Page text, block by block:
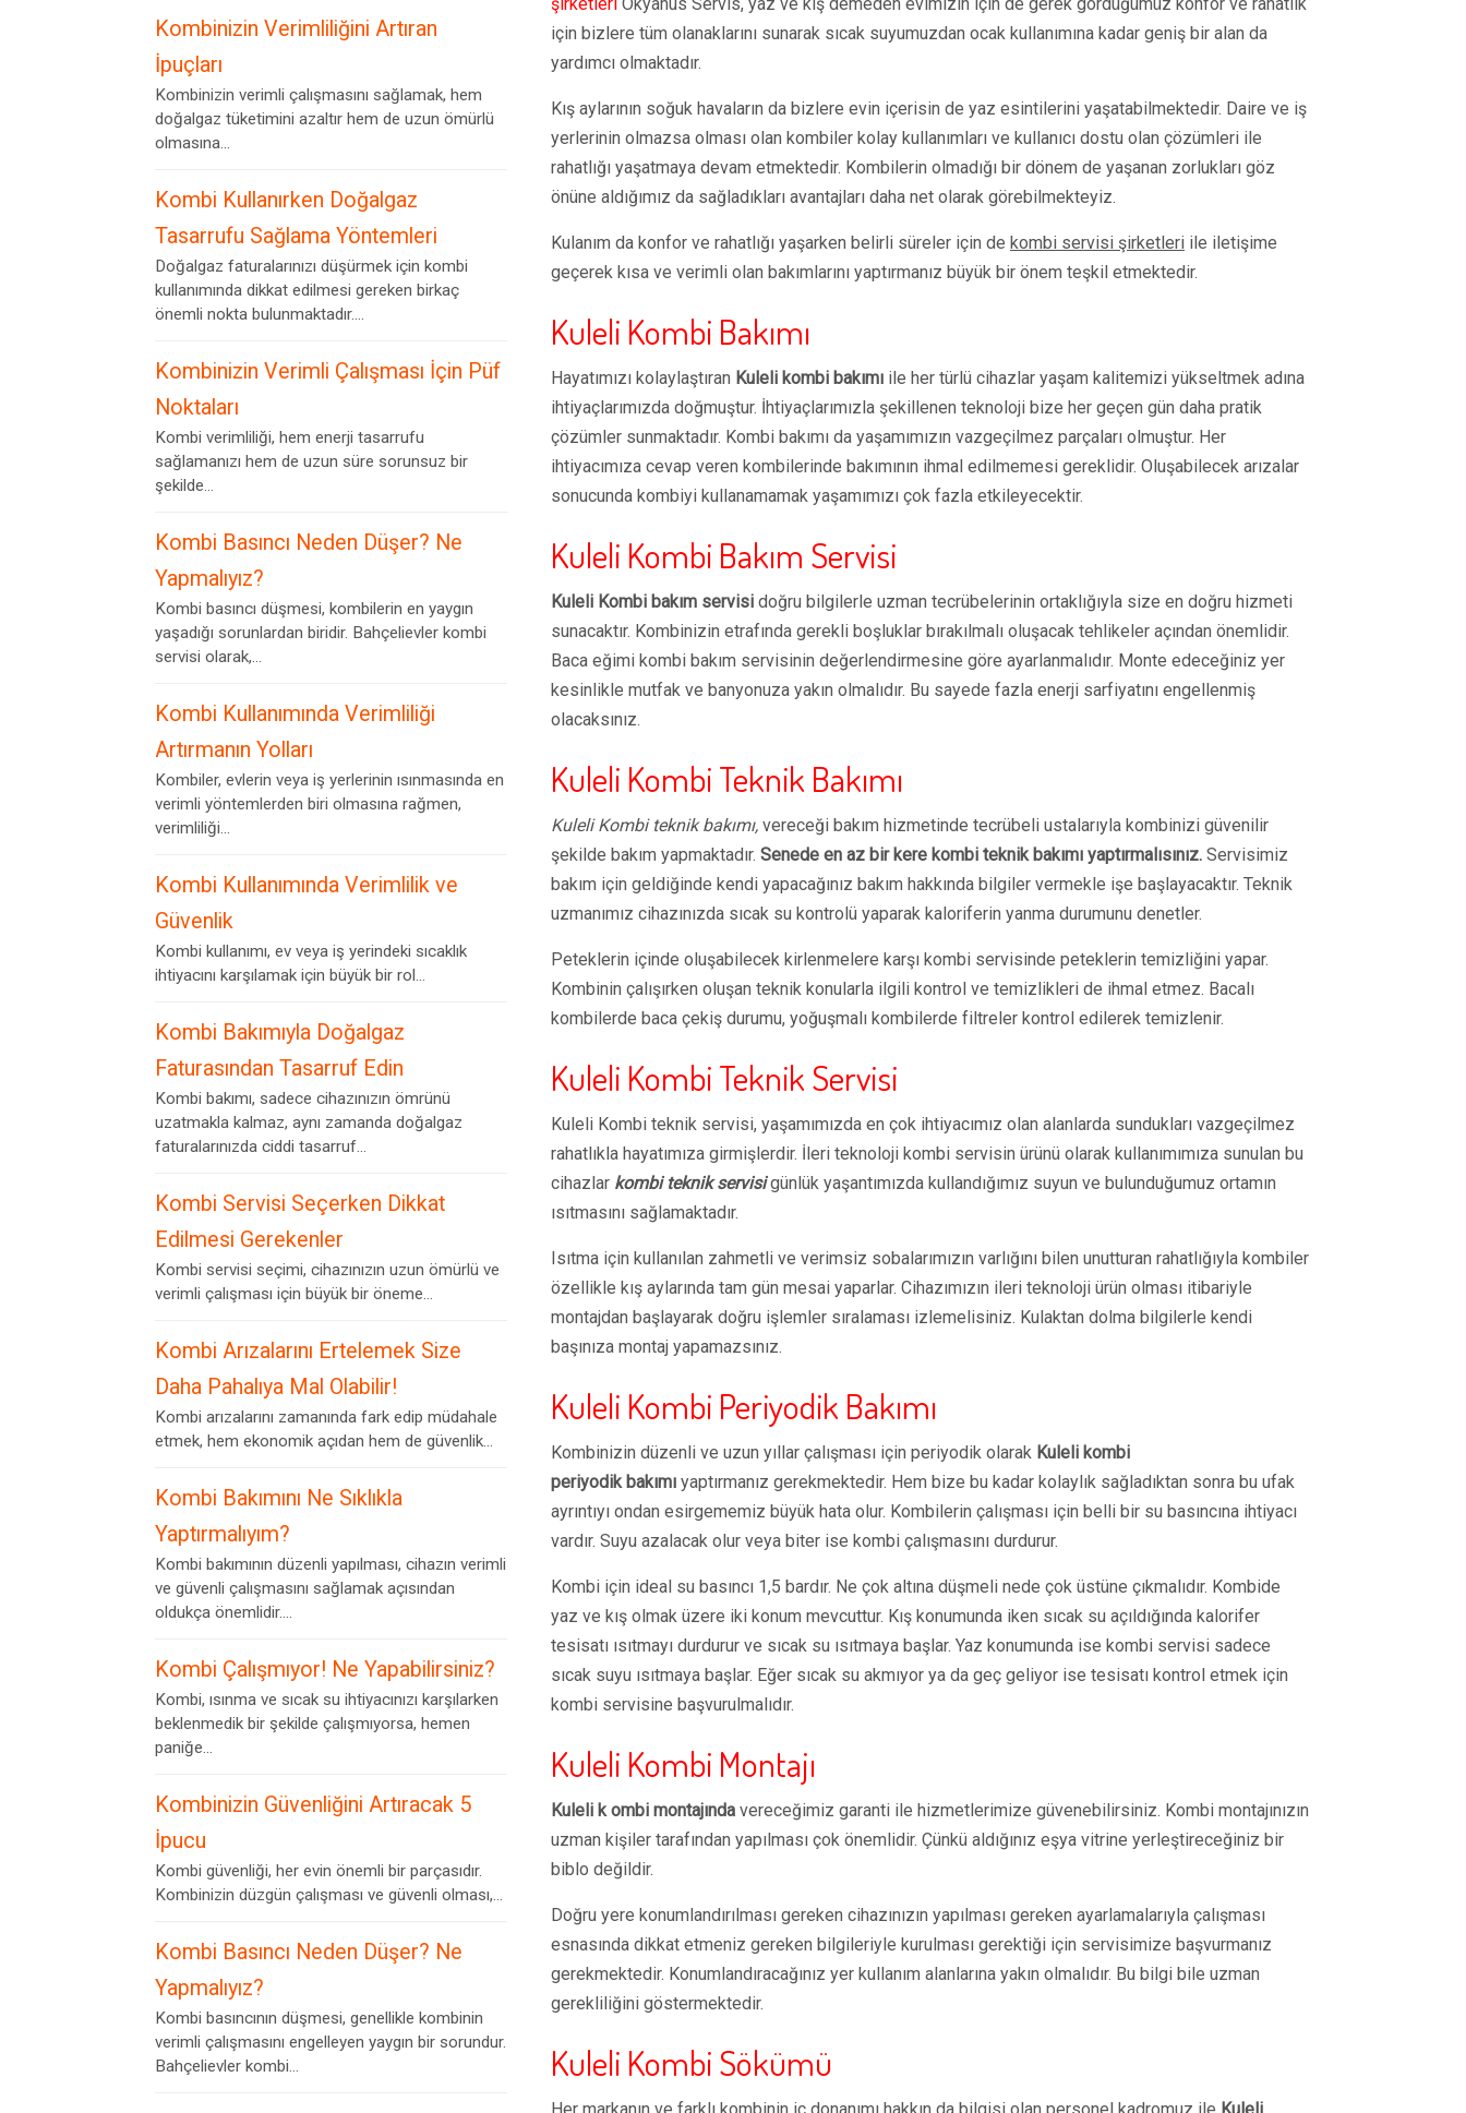
için bizlere tüm olanaklarını sunarak sıcak suyumuzdan ocak kullanımına kadar geniş bir alan da
yardımcı olmaktadır.
Kış aylarının soğuk havaların da bizlere evin içerisin de yaz esintilerini yaşatabilmektedir. Daire ve iş
yerlerinin olmazsa olması olan kombiler kolay kullanımları ve kullanıcı dostu olan çözümleri ile
rahatlığı yaşatmaya devam etmektedir. Kombilerin olmadığı bir dönem de yaşanan zorlukları göz
önüne aldığımız da sağladıkları avantajları daha net olarak görebilmekteyiz.
Kulanım da konfor ve rahatlığı yaşarken belirli süreler için de kombi servisi şirketleri ile iletişime
geçerek kısa ve verimli olan bakımlarını yaptırmanız büyük bir önem teşkil etmektedir.
Kuleli Kombi Bakımı
Hayatımızı kolaylaştıran Kuleli kombi bakımı ile her türlü cihazlar yaşam kalitemizi yükseltmek adına
ihtiyaçlarımızda doğmuştur. İhtiyaçlarımızla şekillenen teknoloji bize her geçen gün daha pratik
çözümler sunmaktadır. Kombi bakımı da yaşamımızın vazgeçilmez parçaları olmuştur. Her
ihtiyacımıza cevap veren kombilerinde bakımının ihmal edilmemesi gereklidir. Oluşabilecek arızalar
sonucunda kombiyi kullanamamak yaşamımızı çok fazla etkileyecektir.
Kuleli Kombi Bakım Servisi
Kuleli Kombi bakım servisi doğru bilgilerle uzman tecrübelerinin ortaklığıyla size en doğru hizmeti
sunacaktır. Kombinizin etrafında gerekli boşluklar bırakılmalı oluşacak tehlikeler açından önemlidir.
Baca eğimi kombi bakım servisinin değerlendirmesine göre ayarlanmalıdır. Monte edeceğiniz yer
kesinlikle mutfak ve banyonuza yakın olmalıdır. Bu sayede fazla enerji sarfiyatını engellenmiş
olacaksınız.
Kuleli Kombi Teknik Bakımı
Kuleli Kombi teknik bakımı, vereceği bakım hizmetinde tecrübeli ustalarıyla kombinizi güvenilir
şekilde bakım yapmaktadır. Senede en az bir kere kombi teknik bakımı yaptırmalısınız. Servisimiz
bakım için geldiğinde kendi yapacağınız bakım hakkında bilgiler vermekle işe başlayacaktır. Teknik
uzmanımız cihazınızda sıcak su kontrolü yaparak kaloriferin yanma durumunu denetler.
Peteklerin içinde oluşabilecek kirlenmelere karşı kombi servisinde peteklerin temizliğini yapar.
Kombinin çalışırken oluşan teknik konularla ilgili kontrol ve temizlikleri de ihmal etmez. Bacalı
kombilerde baca çekiş durumu, yoğuşmalı kombilerde filtreler kontrol edilerek temizlenir.
Kuleli Kombi Teknik Servisi
Kuleli Kombi teknik servisi, yaşamımızda en çok ihtiyacımız olan alanlarda sundukları vazgeçilmez
rahatlıkla hayatımıza girmişlerdir. İleri teknoloji kombi servisin ürünü olarak kullanımımıza sunulan bu
cihazlar kombi teknik servisigünlük yaşantımızda kullandığımız suyun ve bulunduğumuz ortamın
ısıtmasını sağlamaktadır.
Isıtma için kullanılan zahmetli ve verimsiz sobalarımızın varlığını bilen unutturan rahatlığıyla kombiler
özellikle kış aylarında tam gün mesai yaparlar. Cihazımızın ileri teknoloji ürün olması itibariyle
montajdan başlayarak doğru işlemler sıralaması izlemelisiniz. Kulaktan dolma bilgilerle kendi
başınıza montaj yapamazsınız.
Kuleli Kombi Periyodik Bakımı
Kombinizin düzenli ve uzun yıllar çalışması için periyodik olarak Kuleli kombi
periyodik bakımı yaptırmanız gerekmektedir. Hem bize bu kadar kolaylık sağladıktan sonra bu ufak
ayrıntıyı ondan esirgememiz büyük hata olur. Kombilerin çalışması için belli bir su basıncına ihtiyacı
vardır. Suyu azalacak olur veya biter ise kombi çalışmasını durdurur.
Kombi için ideal su basıncı 1,5 bardır. Ne çok altına düşmeli nede çok üstüne çıkmalıdır. Kombide
yaz ve kış olmak üzere iki konum mevcuttur. Kış konumunda iken sıcak su açıldığında kalorifer
tesisatı ısıtmayı durdurur ve sıcak su ısıtmaya başlar. Yaz konumunda ise kombi servisi sadece
sıcak suyu ısıtmaya başlar. Eğer sıcak su akmıyor ya da geç geliyor ise tesisatı kontrol etmek için
kombi servisine başvurulmalıdır.
Kuleli Kombi Montajı
Kuleli k ombi montajında vereceğimiz garanti ile hizmetlerimize güvenebilirsiniz. Kombi montajınızın
uzman kişiler tarafından yapılması çok önemlidir. Çünkü aldığınız eşya vitrine yerleştireceğiniz bir
biblo değildir.
Doğru yere konumlandırılması gereken cihazınızın yapılması gereken ayarlamalarıyla çalışması
esnasında dikkat etmeniz gereken bilgileriyle kurulması gerektiği için servisimize başvurmanız
gerekmektedir. Konumlandıracağınız yer kullanım alanlarına yakın olmalıdır. Bu bilgi bile uzman
gerekliliğini göstermektedir.
Kuleli Kombi Sökümü
Kombinizin Verimliliğini Artıran
İpuçları
Kombinizin verimli çalışmasını sağlamak, hem
doğalgaz tüketimini azaltır hem de uzun ömürlü
olmasına...
Kombi Kullanırken Doğalgaz
Tasarrufu Sağlama Yöntemleri
Doğalgaz faturalarınızı düşürmek için kombi
kullanımında dikkat edilmesi gereken birkaç
önemli nokta bulunmaktadır....
Kombinizin Verimli Çalışması İçin Püf
Noktaları
Kombi verimliliği, hem enerji tasarrufu
sağlamanızı hem de uzun süre sorunsuz bir
şekilde...
Kombi Basıncı Neden Düşer? Ne
Yapmalıyız?
Kombi basıncı düşmesi, kombilerin en yaygın
yaşadığı sorunlardan biridir. Bahçelievler kombi
servisi olarak,...
Kombi Kullanımında Verimliliği
Artırmanın Yolları
Kombiler, evlerin veya iş yerlerinin ısınmasında en
verimli yöntemlerden biri olmasına rağmen,
verimliliği...
Kombi Kullanımında Verimlilik ve
Güvenlik
Kombi kullanımı, ev veya iş yerindeki sıcaklık
ihtiyacını karşılamak için büyük bir rol...
Kombi Bakımıyla Doğalgaz
Faturasından Tasarruf Edin
Kombi bakımı, sadece cihazınızın ömrünü
uzatmakla kalmaz, aynı zamanda doğalgaz
faturalarınızda ciddi tasarruf...
Kombi Servisi Seçerken Dikkat
Edilmesi Gerekenler
Kombi servisi seçimi, cihazınızın uzun ömürlü ve
verimli çalışması için büyük bir öneme...
Kombi Arızalarını Ertelemek Size
Daha Pahalıya Mal Olabilir!
Kombi arızalarını zamanında fark edip müdahale
etmek, hem ekonomik açıdan hem de güvenlik...
Kombi Bakımını Ne Sıklıkla
Yaptırmalıyım?
Kombi bakımının düzenli yapılması, cihazın verimli
ve güvenli çalışmasını sağlamak açısından
oldukça önemlidir....
Kombi Çalışmıyor! Ne Yapabilirsiniz?
Kombi, ısınma ve sıcak su ihtiyacınızı karşılarken
beklenmedik bir şekilde çalışmıyorsa, hemen
paniğe...
Kombinizin Güvenliğini Artıracak 5
İpucu
Kombi güvenliği, her evin önemli bir parçasıdır.
Kombinizin düzgün çalışması ve güvenli olması,...
Kombi Basıncı Neden Düşer? Ne
Yapmalıyız?
Kombi basıncının düşmesi, genellikle kombinin
verimli çalışmasını engelleyen yaygın bir sorundur.
Bahçelievler kombi...